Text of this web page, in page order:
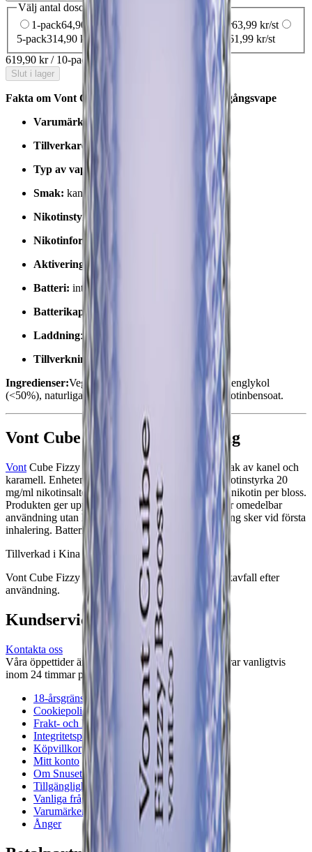
Välj antal dosor
1-pack64,90 kr64,90 kr 191,97 kr63,99 kr/st
5-pack314,90 kr 62,98 kr 619,90 kr61,99 kr/st
619,90 kr / 10-pack
Slut i lager
Fakta om Vont Cube Fizzy Boost 800 20mg Engångsvape
Varumärke: Vont
Tillverkare / leverantör:
Typ av vape:
Smak: kanel och karamell
Nikotinstyrka
Nikotinformat:
nikotinsalter
Aktivering:vid första inhalering
Batteri: integrerat
Batterikapacitet:
Laddning: ej uppladdningsbart
Tillverkningsland:
Ingredienser:Vegetabilisk glycerin (<50%), propylenglykol
(<50%), naturliga och konstgjorda smakämnen, nikotinbensoat.
Vont Cube Fizzy Boost 800 20mg
Vont Cube Fizzy Boost är en engångsvape
med smak av kanel och
karamell. Enheten innehåller 2 ml e-vätska med nikotinstyrka 20
mg/ml nikotinsalter, vilket motsvarar cirka 0,05 mg nikotin per bloss.
Produkten ger upp till 800 bloss och är utformad för omedelbar
användning utan laddning eller påfyllning. Aktivering sker vid första
inhalering. Batteri: integrerat 550 mAh.
Tillverkad i Kina för Vont AB.
Vont Cube Fizzy Boost bör hanteras som elektronikavfall efter
användning.
Kundservice
Kontakta oss
Våra öppettider är: Alla dagar 08:00 - 18:00 Vi svarar vanligtvis
inom 24 timmar på vardagar.
18-årsgräns
Cookiepolicy
Frakt- och leveransvillkor
Integritetspolicy
Köpvillkor
Mitt konto
Om Snuset.se
Tillgänglighetsredogörelse
Vanliga frågor
Varumärken
Ånger